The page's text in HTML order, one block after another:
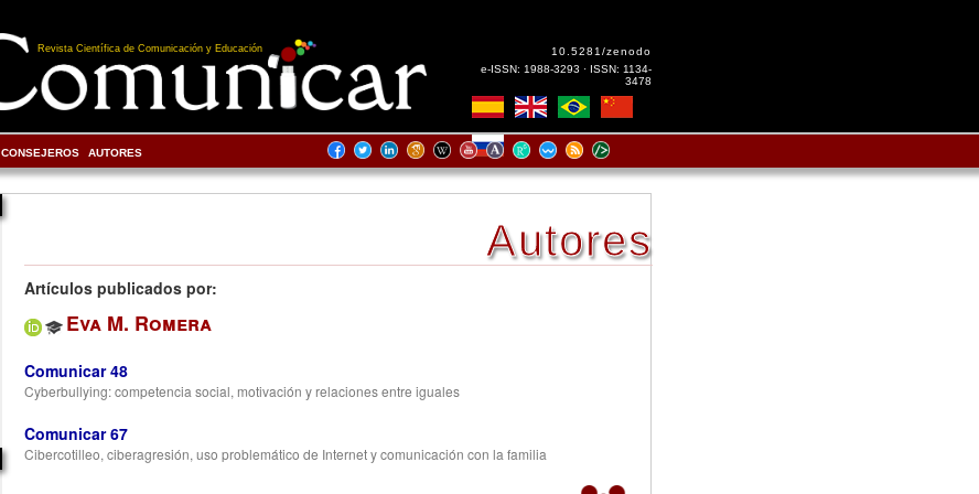
Revista Científica de Comunicación y Educación
10.5281/zenodo
e-ISSN: 1988-3293 · ISSN: 1134-
3478
CONSEJEROS AUTORES
Autores
Artículos publicados por:
Eva M. Romera
Comunicar 48
Cyberbullying: competencia social, motivación y relaciones entre iguales
Comunicar 67
Cibercotilleo, ciberagresión, uso problemático de Internet y comunicación con la familia